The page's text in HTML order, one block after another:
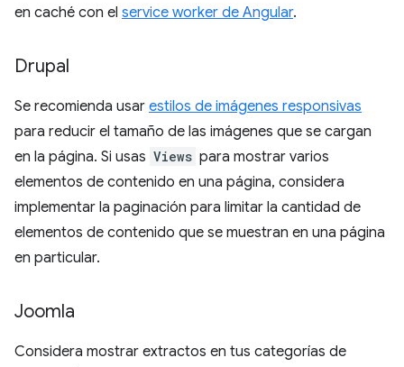
en caché con el service worker de Angular.
Drupal
Se recomienda usar estilos de imágenes responsivas
para reducir el tamaño de las imágenes que se cargan
en la página. Si usas Views para mostrar varios
elementos de contenido en una página, considera
implementar la paginación para limitar la cantidad de
elementos de contenido que se muestran en una página
en particular.
Joomla
Considera mostrar extractos en tus categorías de